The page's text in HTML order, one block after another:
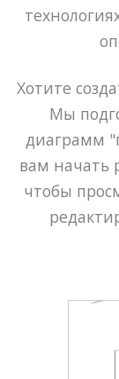
Хотите
Мы
диаграмм
вам начать
чтобы